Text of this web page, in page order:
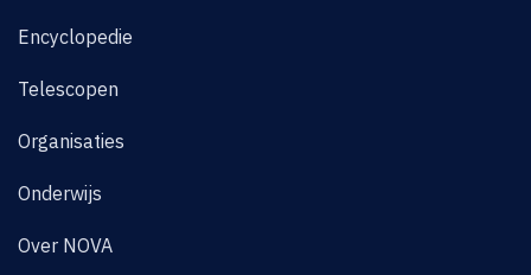
Encyclopedie
Telescopen
Organisaties
Onderwijs
Over NOVA